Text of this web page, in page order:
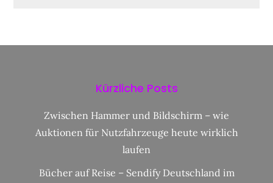
Kürzliche Posts
Zwischen Hammer und Bildschirm – wie
Auktionen für Nutzfahrzeuge heute wirklich
laufen
Bücher auf Reise – Sendify Deutschland im